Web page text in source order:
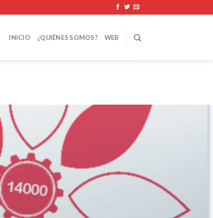
INICIO ¿QUIÉNES SOMOS? WEB